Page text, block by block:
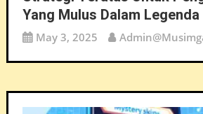
Yang Mulus Dalam
May 3, 2025